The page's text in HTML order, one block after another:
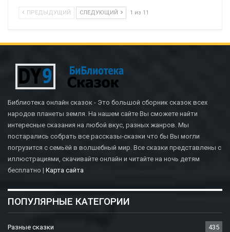
ПРЕДЫДУЩИЙ СЛЕДУЮЩИЙ 1 из 11
Библиотека онлайн сказок - Это большой сборник сказок всех
народов планеты земля. На нашем сайте Вы сможете найти
интересные сказания на любой вкус, разных жанров. Мы
постарались собрать все рассказы-сказки что бы Вы могли
погрузится с семьёй в волшебный мир. Все сказки представлены с
иллюстрациями, скачивайте онлайн и читайте на ночь детям
бесплатно | Карта сайта
ПОПУЛЯРНЫЕ КАТЕГОРИИ
Разные сказки 435